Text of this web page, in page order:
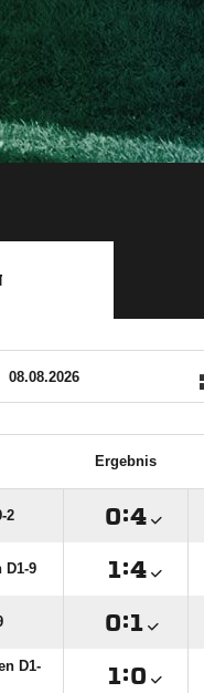
Ergebnis
2 :
D1-9 :
:
D1-
: